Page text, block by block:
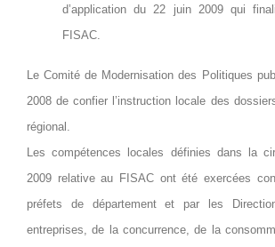
d’application du 22 juin 2009 qui
FISAC.
Le Comité de Modernisation des Politiques
2008 de confier l’instruction locale des
régional.
Les compétences locales définies dans la
2009 relative au FISAC ont été exercées
préfets de département et par les
entreprises, de la concurrence, de la